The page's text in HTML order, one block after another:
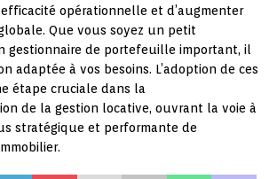
efficacité opérationnelle et d’augmenter
Que vous soyez un petit
gestionnaire de portefeuille important, il
adaptée à vos besoins. L’adoption de ces
étape cruciale dans la
de la gestion locative, ouvrant la voie à
stratégique et performante de